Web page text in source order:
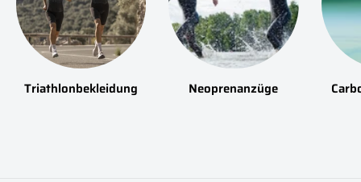
Triathlonbekleidung Neoprenanzüge